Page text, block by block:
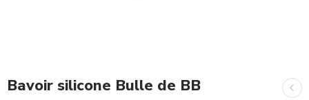
Bavoir silicone Bulle de BB